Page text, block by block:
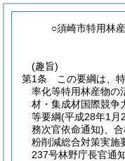
○須崎市特用林
(趣旨)
第1条
この要綱は、
率化等特用林産物の
材・集成材国際競争
等要綱(平成28年1月
務次官依命通知) 、
粉削減総合対策実施
237号林野庁長官通